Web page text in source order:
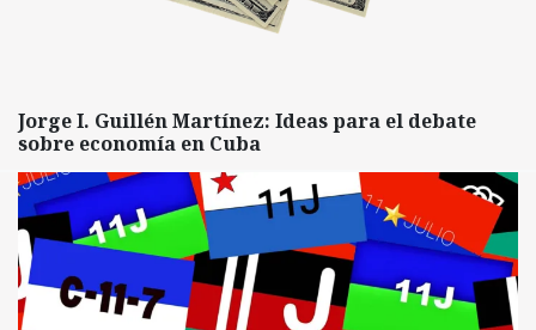
Jorge I. Guillén Martínez: Ideas para el debate
sobre economía en Cuba